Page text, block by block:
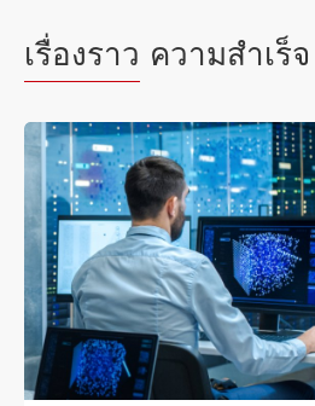
Scenarios
OceanStor Dorado for Finance
เรื่องราว ความสำเร็จ